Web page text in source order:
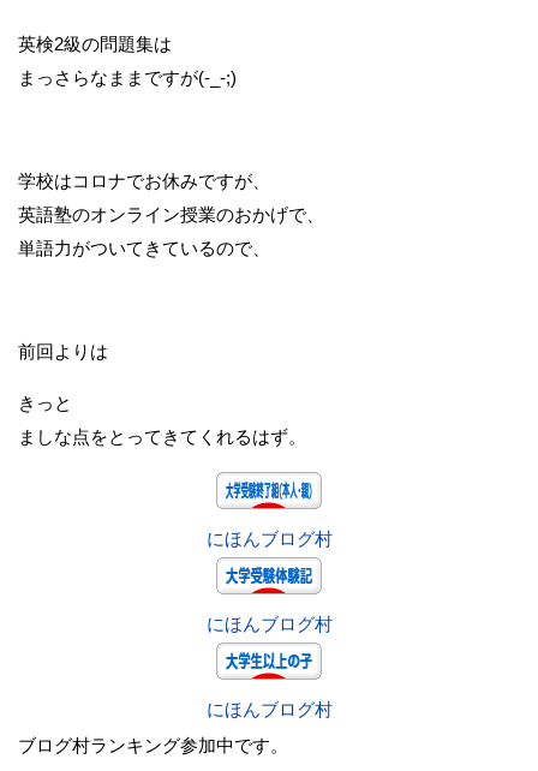
英検2級の問題集は
まっさらなままですが(-_-;)
学校はコロナでお休みですが、
英語塾のオンライン授業のおかげで、
単語力がついてきているので、
前回よりは
きっと
ましな点をとってきてくれるはず。
にほんブログ村
にほんブログ村
にほんブログ村
ブログ村ランキング参加中です。